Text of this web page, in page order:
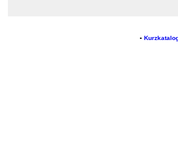
▪